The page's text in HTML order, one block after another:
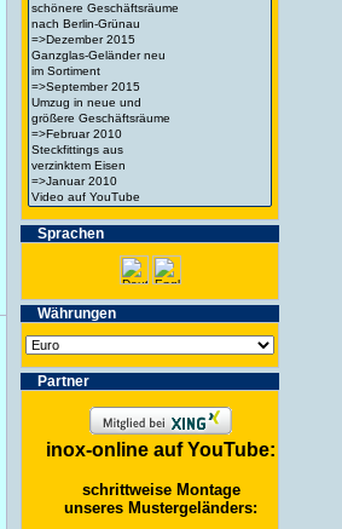
Spra­chen
Wäh­run­gen
Partner
inox-online auf YouTube:
schrittweise Montage
unseres Mustergeländers: